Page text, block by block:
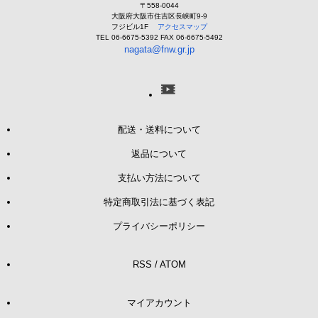
〒558-0044
大阪府大阪市住吉区長峡町9-9
フジビル1F
アクセスマップ
TEL 06-6675-5392 FAX 06-6675-5492
nagata@fnw.gr.jp
配送・送料について
返品について
支払い方法について
特定商取引法に基づく表記
プライバシーポリシー
RSS / ATOM
マイアカウント